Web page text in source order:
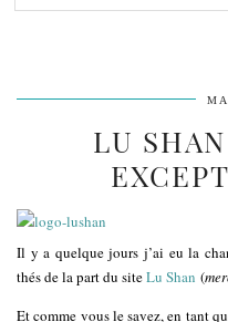
LU
Il y a quelque jours j’ai eu la
thés de la part du siteLu Shan (
Et comme vous le savez, en tant